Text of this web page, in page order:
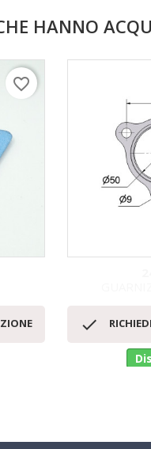
HANNO
favorite_border

